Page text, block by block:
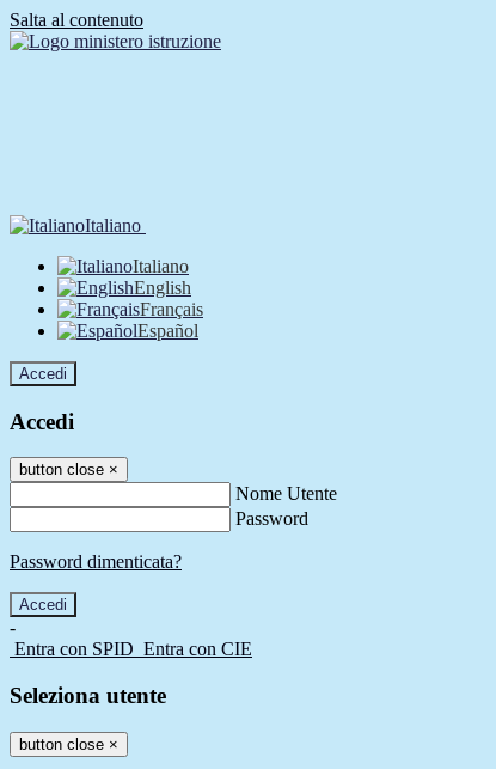
Salta al contenuto
Italiano
Italiano
English
Français
Español
Accedi
Accedi
button close ×
Nome Utente
Password
Password dimenticata?
-
Entra con SPID Entra con CIE
Seleziona utente
button close ×